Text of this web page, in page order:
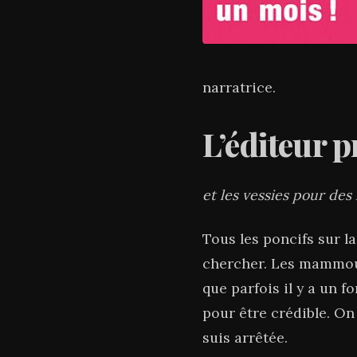
narratrice.
L’éditeur
et les vessies pour des
Tous les poncifs sur
chercher. Les
que parfois il y a un
pour être crédible.
suis arrêtée.